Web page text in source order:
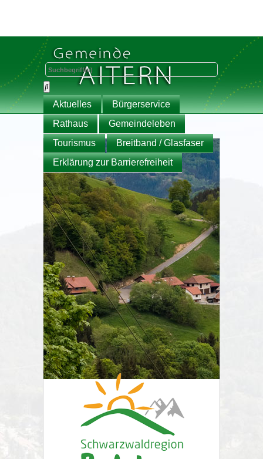
Aktuelles
Bürgerservice
Rathaus
Gemeindeleben
Tourismus
Breitband / Glasfaser
Erklärung zur Barrierefreiheit